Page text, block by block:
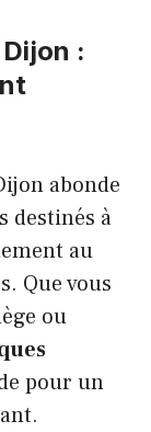
:
abonde
destinés à
au
Que vous
ou
pour un